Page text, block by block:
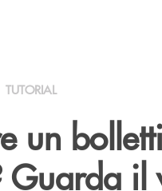
TUTORIAL
un
Guarda